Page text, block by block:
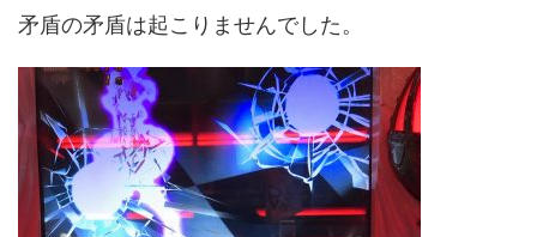
矛盾の矛盾は起こりませんでした。